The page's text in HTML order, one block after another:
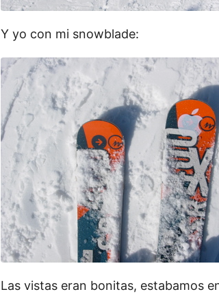
Y yo con mi snowblade:
Las vistas eran bonitas, estabamos